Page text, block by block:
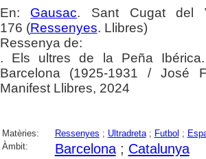
En: Gausac. Sant Cugat del
176 (Ressenyes. Llibres)
Ressenya de:
. Els ultres de la Peña
Barcelona (1925-1931 / José
Manifest Llibres, 2024
Matèries: Ressenyes ; Ultradreta; Futbol ;
Àmbit:
Barcelona; Catalunya